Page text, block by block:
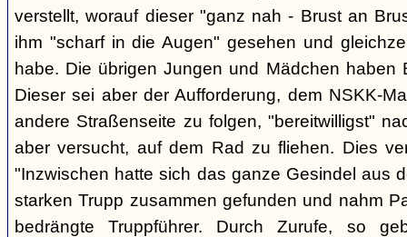
verstellt, worauf dieser "ganz nah - Brust an
ihm "scharf in die Augen" gesehen und
habe. Die übrigen Jungen und Mädchen haben
Dieser sei aber der Aufforderung, dem NSKK-
andere Straßenseite zu folgen, "bereitwilligst"
aber versucht, auf dem Rad zu fliehen. Dies
"Inzwischen hatte sich das ganze Gesindel aus
starken Trupp zusammen gefunden und nahm
bedrängte Truppführer. Durch Zurufe, so